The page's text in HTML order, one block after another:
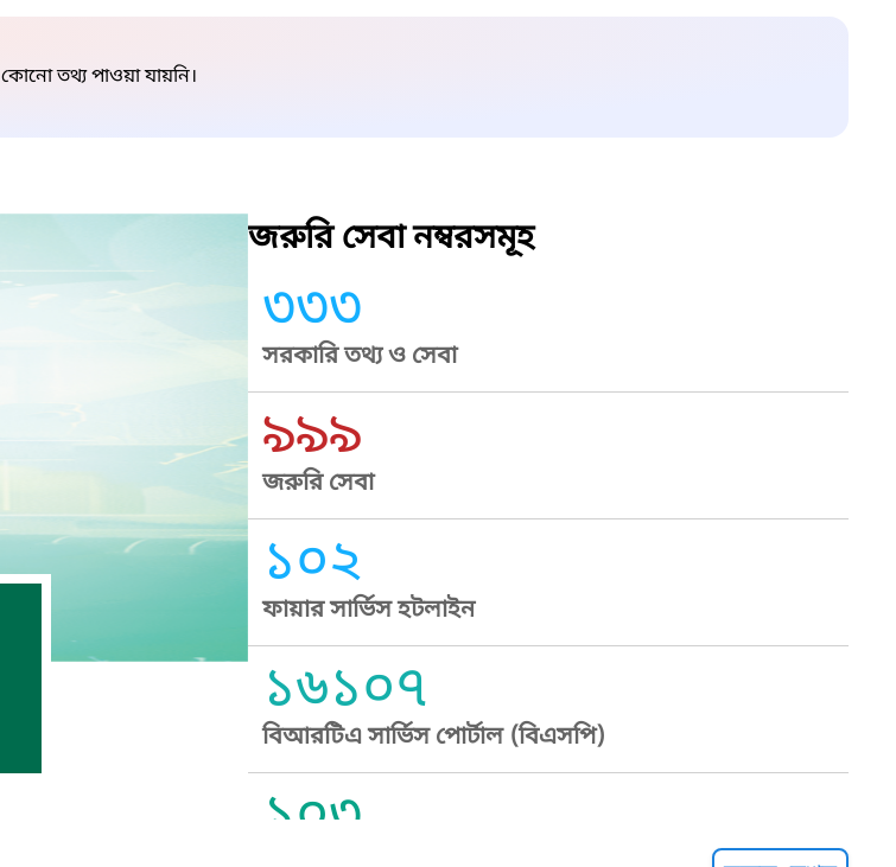
কোনো তথ্য পাওয়া যায়নি।
জরুরি সেবা নম্বরসমূহ
৩৩৩
সরকারি তথ্য ও সেবা
৯৯৯
জরুরি সেবা
১০২
ফায়ার সার্ভিস হটলাইন
১৬১০৭
বিআরটিএ সার্ভিস পোর্টাল (বিএসপি)
১০৩